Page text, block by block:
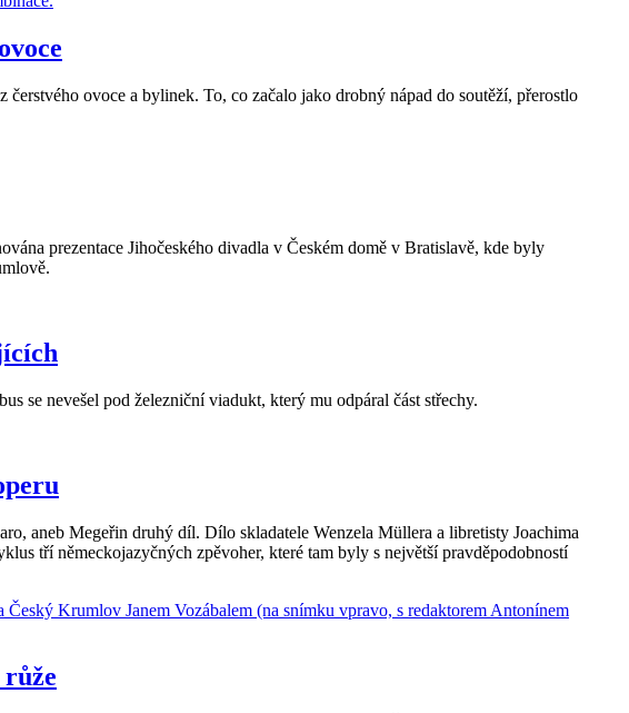
ovoce a bylinek. To, co začalo jako drobný nápad do soutěží, přerostlo
prezentace Jihočeského divadla v Českém domě v Bratislavě, kde byly
se nevešel pod železniční viadukt, který mu odpáral část střechy.
aneb Megeřin druhý díl. Dílo skladatele Wenzela Müllera a libretisty Joachima
tří německojazyčných zpěvoher, které tam byly s největší pravděpodobností